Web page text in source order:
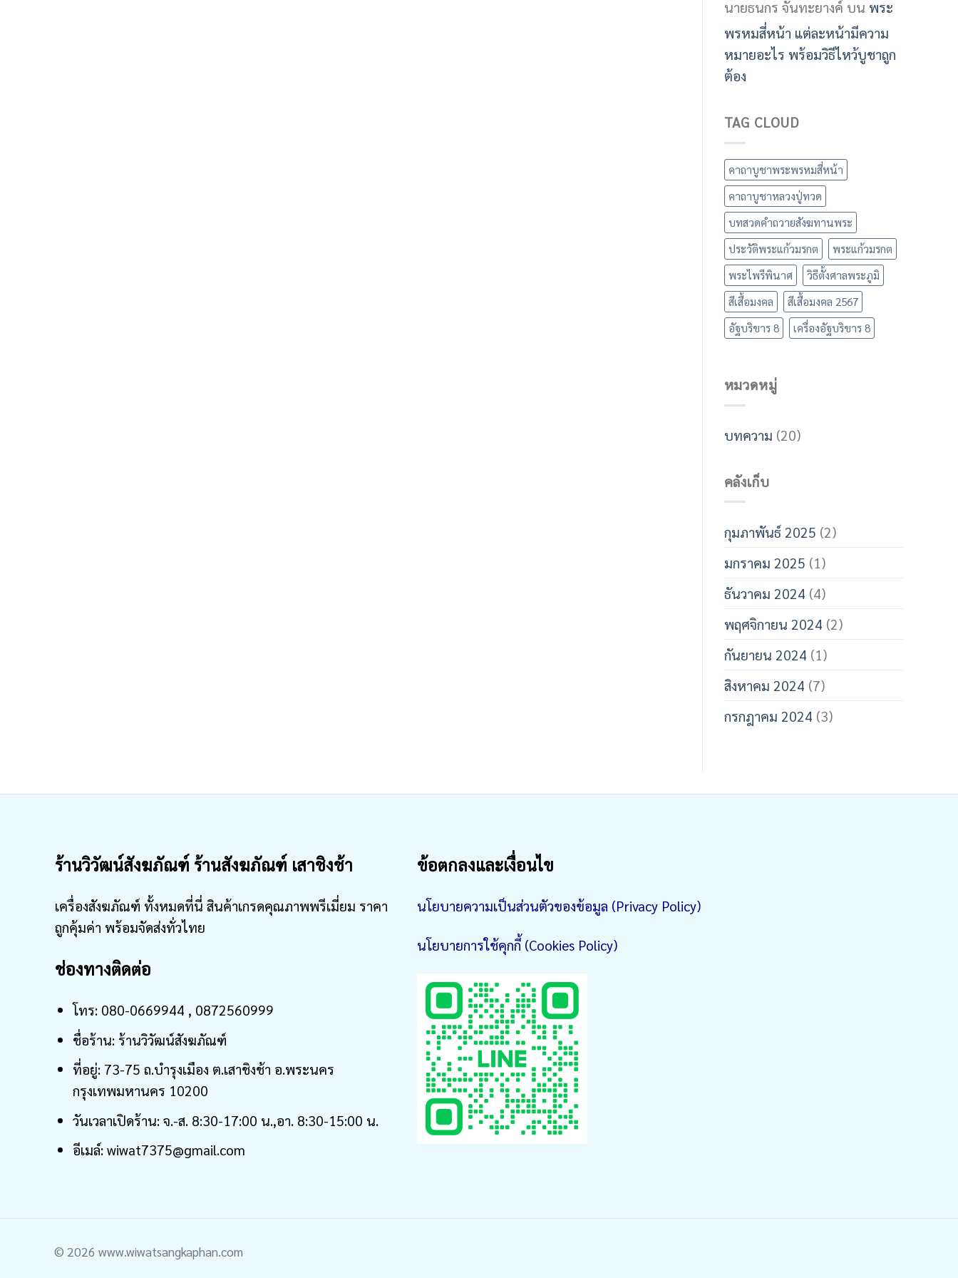
นายธนกร จันทะยางค์ บน พระ
พรหมสี่หน้า แต่ละหน้ามีความ
หมายอะไร พร้อมวิธีไหว้บูชาถูก
ต้อง
TAG CLOUD
คาถาบูชาพระพรหมสี่หน้า
คาถาบูชาหลวงปู่ทวด
บทสวดคำถวายสังฆทานพระ
ประวัติพระแก้วมรกต
พระแก้วมรกต
พระไพรีพินาศ
วิธีตั้งศาลพระภูมิ
สีเสื้อมงคล
สีเสื้อมงคล 2567
อัฐบริขาร 8
เครื่องอัฐบริขาร 8
หมวดหมู่
บทความ (20)
คลังเก็บ
กุมภาพันธ์ 2025 (2)
มกราคม 2025 (1)
ธันวาคม 2024 (4)
พฤศจิกายน 2024 (2)
กันยายน 2024 (1)
สิงหาคม 2024 (7)
กรกฎาคม 2024 (3)
ร้านวิวัฒน์สังฆภัณฑ์ ร้านสังฆภัณฑ์ เสาชิงช้า
เครื่องสังฆภัณฑ์ ทั้งหมดที่นี่ สินค้าเกรดคุณภาพพรีเมี่ยม ราคา
ถูกคุ้มค่า พร้อมจัดส่งทั่วไทย
ช่องทางติดต่อ
โทร: 080-0669944 , 0872560999
ชื่อร้าน: ร้านวิวัฒน์สังฆภัณฑ์
ที่อยู่: 73-75 ถ.บำรุงเมือง ต.เสาชิงช้า อ.พระนคร
กรุงเทพมหานคร 10200
วันเวลาเปิดร้าน: จ.-ส. 8:30-17:00 น.,อา. 8:30-15:00 น.
อีเมล์: wiwat7375@gmail.com
ข้อตกลงและเงื่อนไข
นโยบายความเป็นส่วนตัวของข้อมูล (Privacy Policy)
นโยบายการใช้คุกกี้ (Cookies Policy)
© 2026 www.wiwatsangkaphan.com